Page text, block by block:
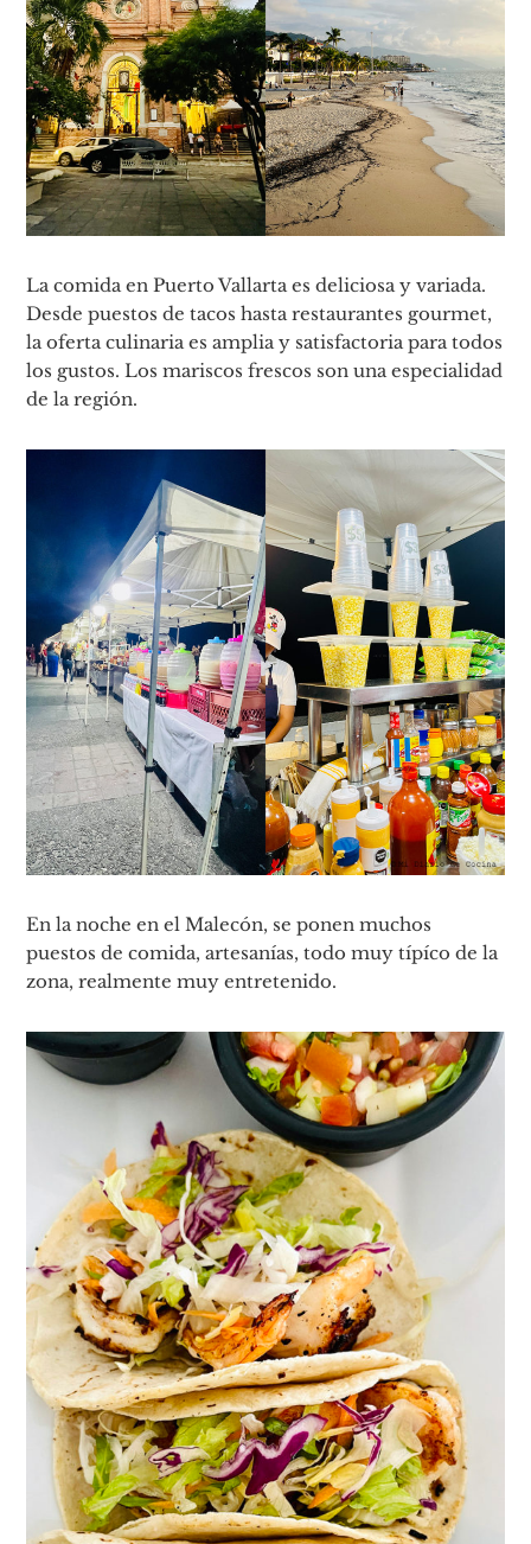
La comida en Puerto Vallarta es deliciosa y variada.
Desde puestos de tacos hasta restaurantes gourmet,
la oferta culinaria es amplia y satisfactoria para todos
los gustos. Los mariscos frescos son una especialidad
de la región.
En la noche en el Malecón, se ponen muchos
puestos de comida, artesanías, todo muy típíco de la
zona, realmente muy entretenido.